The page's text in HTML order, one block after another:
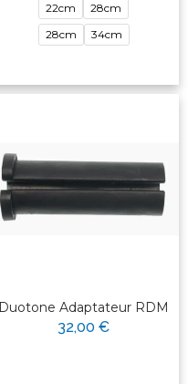
22cm
28cm
28cm
34cm
Duotone Adaptateur RDM
32,00 €